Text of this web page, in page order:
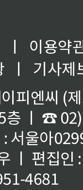
ㅣ
이용약
ㅣ
기사제
피엔씨 (
층 ㅣ ☎
서울아
ㅣ 편집인
4681